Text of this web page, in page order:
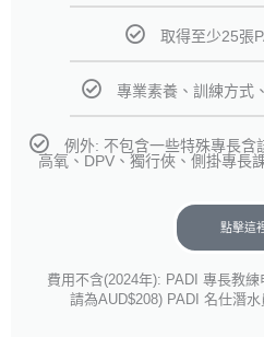
取得至少25張
專業素養、訓練方式
例外: 不包含一些特殊專長含
高氧、DPV、獨行俠、側掛專長
點擊這
費用不含(2024年): PADI 專長教
請為AUD$208) PADI 名仕潛